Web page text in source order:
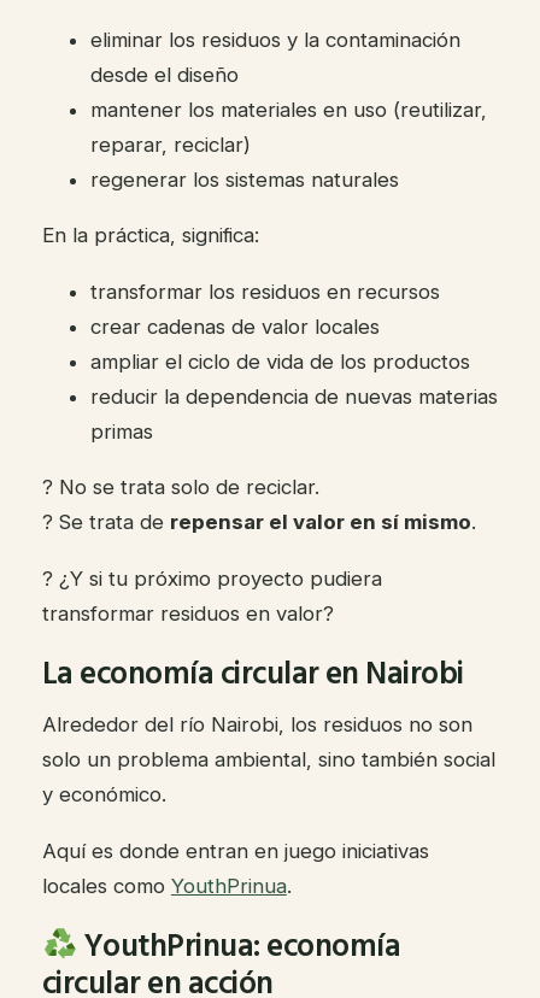
eliminar los residuos y la contaminación
desde el diseño
mantener los materiales en uso (reutilizar,
reparar, reciclar)
regenerar los sistemas naturales
En la práctica, significa:
transformar los residuos en recursos
crear cadenas de valor locales
ampliar el ciclo de vida de los productos
reducir la dependencia de nuevas materias
primas
? No se trata solo de reciclar.
? Se trata de repensar el valor en sí mismo.
? ¿Y si tu próximo proyecto pudiera
transformar residuos en valor?
La economía circular en Nairobi
Alrededor del río Nairobi, los residuos no son
solo un problema ambiental, sino también social
y económico.
Aquí es donde entran en juego iniciativas
locales como YouthPrinua.
YouthPrinua: economía
circular en acción